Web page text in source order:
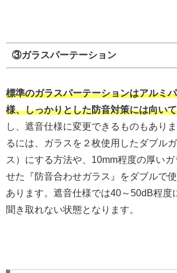
③ガラスパーテーション
標準のガラスパーテーションはアルミ
様、しっかりとした防音対策には向い
し、遮音仕様に変更できるものもあり
るには、ガラスを２枚使用したダブル
ス）にする方法や、10mm程度の厚い
せた『防音合わせガラス』をダブルで
あります。遮音仕様では40～50dB程度
聞き取れない状態となります。